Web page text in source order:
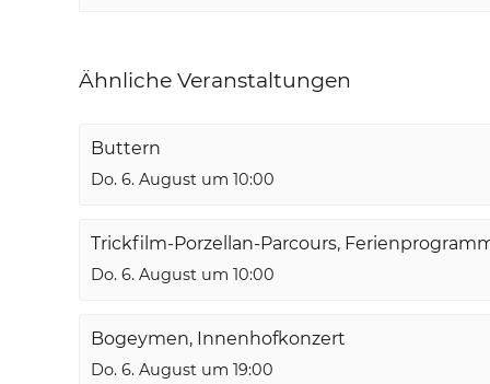
Ähnliche Veranstaltungen
Buttern
Do. 6. August um 10:00
Trickfilm-Porzellan-Parcours,
Do. 6. August um 10:00
Bogeymen, Innenhofkonzert
Do. 6. August um 19:00